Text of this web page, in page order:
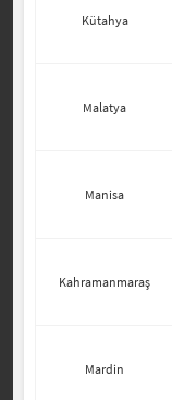
Kütahya
Malatya
Manisa
Kahramanmaraş
Mardin